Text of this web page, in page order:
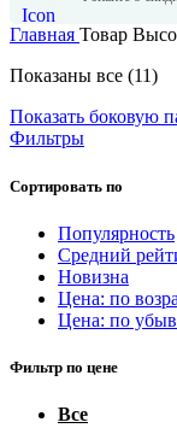
Главная Товар
Показаны все (11)
Показать боковую
Фильтры
Сортировать по
Популярность
Средний
Новизна
Цена: по
Цена: по
Фильтр по цене
Все